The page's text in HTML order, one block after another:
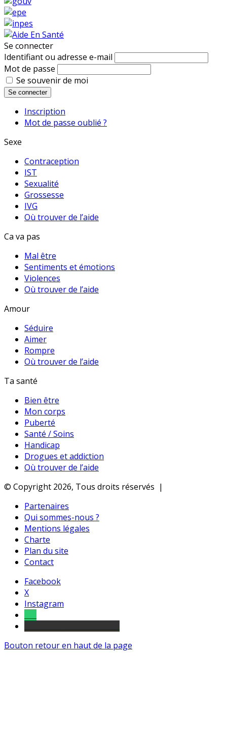
Se connecter
Identifiant ou adresse e-mail
Mot de passe
Se souvenir de moi
Se connecter
Inscription
Mot de passe oublié ?
Sexe
Contraception
IST
Sexualité
Grossesse
IVG
Où trouver de l’aide
Ca va pas
Mal être
Sentiments et émotions
Violences
Où trouver de l’aide
Amour
Séduire
Aimer
Rompre
Où trouver de l’aide
Ta santé
Bien être
Mon corps
Puberté
Santé / Soins
Handicap
Drogues et addiction
Où trouver de l’aide
© Copyright 2026, Tous droits réservés |
Partenaires
Qui sommes-nous ?
Mentions légales
Charte
Plan du site
Contact
Facebook
X
Instagram
Bouton retour en haut de la page